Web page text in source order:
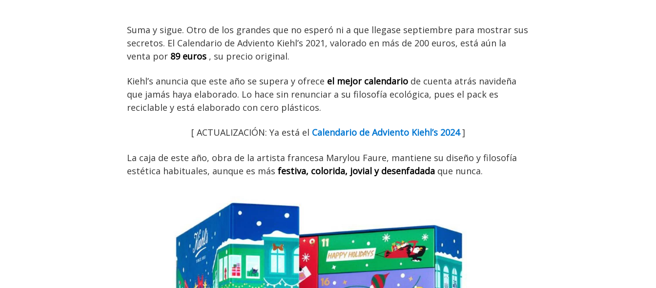
Suma y sigue. Otro de los grandes que no esperó ni a que llegase septiembre para mostrar sus
secretos. El Calendario de Adviento Kiehl’s 2021, valorado en más de 200 euros, está aún la
venta por 89 euros , su precio original.
Kiehl’s anuncia que este año se supera y ofrece el mejor calendario de cuenta atrás navideña
que jamás haya elaborado. Lo hace sin renunciar a su filosofía ecológica, pues el pack es
reciclable y está elaborado con cero plásticos.
[ ACTUALIZACIÓN: Ya está el Calendario de Adviento Kiehl’s 2024 ]
La caja de este año, obra de la artista francesa Marylou Faure, mantiene su diseño y filosofía
estética habituales, aunque es más festiva, colorida, jovial y desenfadada que nunca.